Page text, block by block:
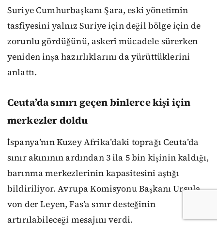
Suriye Cumhurbaşkanı Şara, eski yönetimin
tasfiyesini yalnız Suriye için değil bölge için de
zorunlu gördüğünü, askerî mücadele sürerken
yeniden inşa hazırlıklarını da yürüttüklerini
anlattı.
Ceuta’da sınırı geçen binlerce kişi için
merkezler doldu
İspanya’nın Kuzey Afrika’daki toprağı Ceuta’da
sınır akınının ardından 3 ila 5 bin kişinin kaldığı,
barınma merkezlerinin kapasitesini aştığı
bildiriliyor. Avrupa Komisyonu Başkanı Ursula
von der Leyen, Fas’a sınır desteğinin
artırılabileceği mesajını verdi.